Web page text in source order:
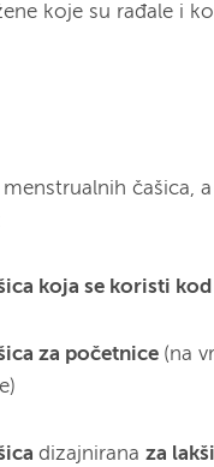
koje su rađale i
čašica,
koja se koristi
za početnice (na
dizajnirana za